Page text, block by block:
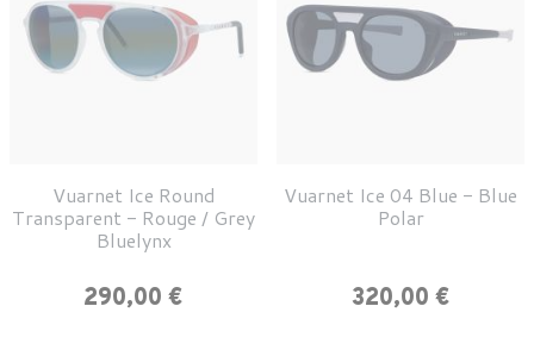
Vuarnet Ice Round
Transparent - Rouge / Grey
Bluelynx
Prix
290,00 €
Vuarnet Ice 04 Blue - Blue
Polar
Prix
320,00 €